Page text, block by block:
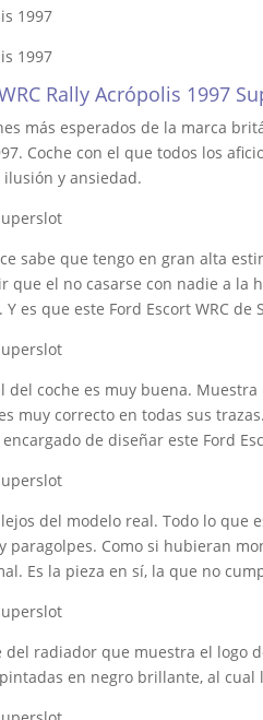
Rally Acrópolis 1997
más esperados de la marca
Coche con el que todos los
y ansiedad.
sabe que tengo en gran alta
que el no casarse con nadie a
es que este Ford Escort WRC
del coche es muy buena.
muy correcto en todas sus
de diseñar este Ford
del modelo real. Todo lo
paragolpes. Como si hubieran
Es la pieza en sí, la que no
del radiador que muestra el logo
en negro brillante, al cual